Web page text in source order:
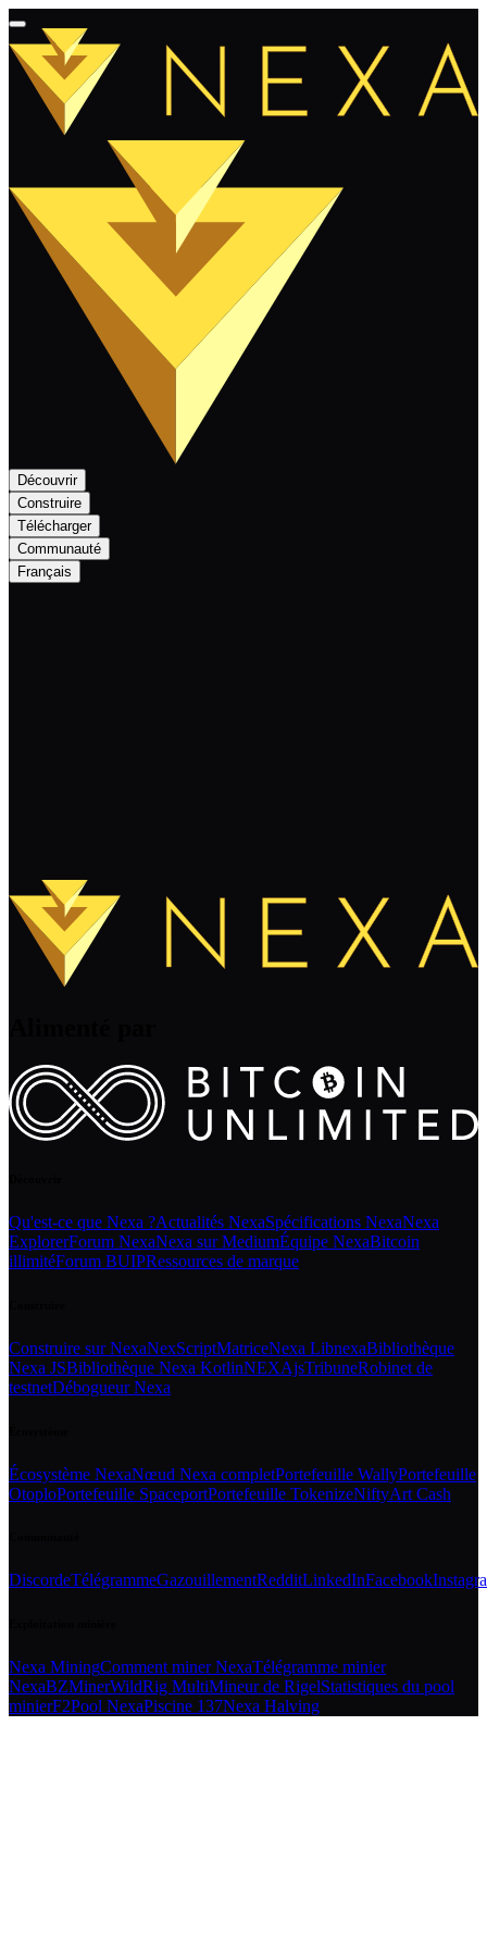
Découvrir
Construire
Télécharger
Communauté
Français
Qu'est-ce que Nexa ?Actualités NexaSpécifications NexaNexa
ExplorerForum NexaNexa sur MediumÉquipe NexaBitcoin
illimitéForum BUIPRessources de marque
Construire sur NexaNexScriptMatriceNexa LibnexaBibliothèque
Nexa JSBibliothèque Nexa KotlinNEXAjsTribuneRobinet de
testnetDébogueur Nexa
Écosystème NexaNœud Nexa completPortefeuille WallyPortefeuille
OtoploPortefeuille SpaceportPortefeuille TokenizeNiftyArt Cash
DiscordeTélégrammeGazouillementRedditLinkedInFacebook
Nexa MiningComment miner NexaTélégramme minier
NexaBZMinerWildRig MultiMineur de RigelStatistiques du pool
minierF2Pool NexaPiscine 137Nexa Halving